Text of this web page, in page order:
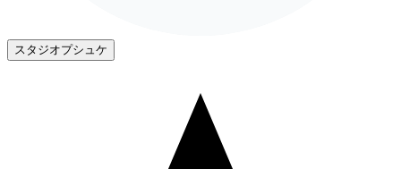
スタジオプシュケ